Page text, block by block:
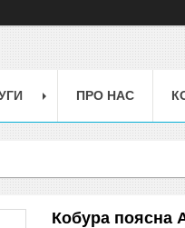
ПРО НАС
Кобура поясна